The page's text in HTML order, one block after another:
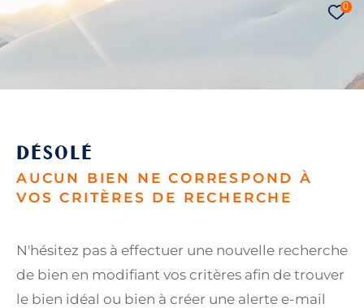
0
DÉSOLÉ
AUCUN BIEN NE CORRESPOND À
VOS CRITÈRES DE RECHERCHE
N'hésitez pas à effectuer une nouvelle recherche
de bien en modifiant vos critères afin de trouver
le bien idéal ou bien à créer une alerte e-mail